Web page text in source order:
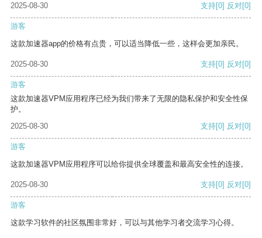
2025-08-30 支持[0] 反对[0]
游客
这款加速器app的价格有点贵，可以适当降低一些，这样会更加亲民。
2025-08-30 支持[0] 反对[0]
游客
这款加速器VPM应用程序已经为我们带来了无限的隐私保护和安全性保
护。
2025-08-30
支持[0] 反对[0]
游客
这款加速器VPM应用程序可以给你提供全球覆盖和最高安全性的连接。
2025-08-30 支持[0] 反对[0]
游客
这款学习软件的社区氛围非常好，可以与其他学习者交流学习心得。